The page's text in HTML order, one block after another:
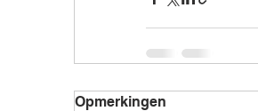
Opmerkingen